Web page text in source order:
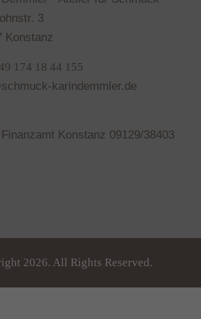
3
Konstanz
174 18 44 155
karindemmler.de
Konstanz 09129/38403
2026. All Rights Reserved.